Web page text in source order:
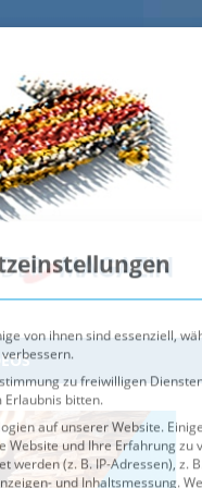
von ihnen sind essenziell,
zu freiwilligen Diensten
bitten.
auf unserer Website.
werden (z. B. IP-Adressen), z. B.
und Inhaltsmessung.
finden Sie in unserer
für die eine